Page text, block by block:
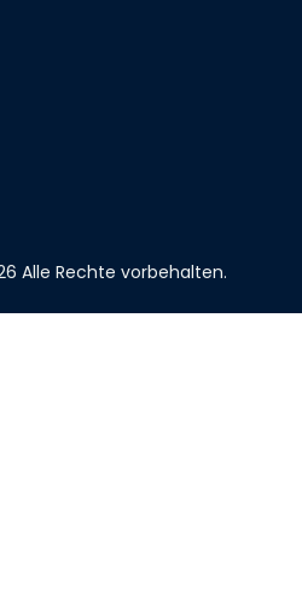
Alle Rechte vorbehalten.